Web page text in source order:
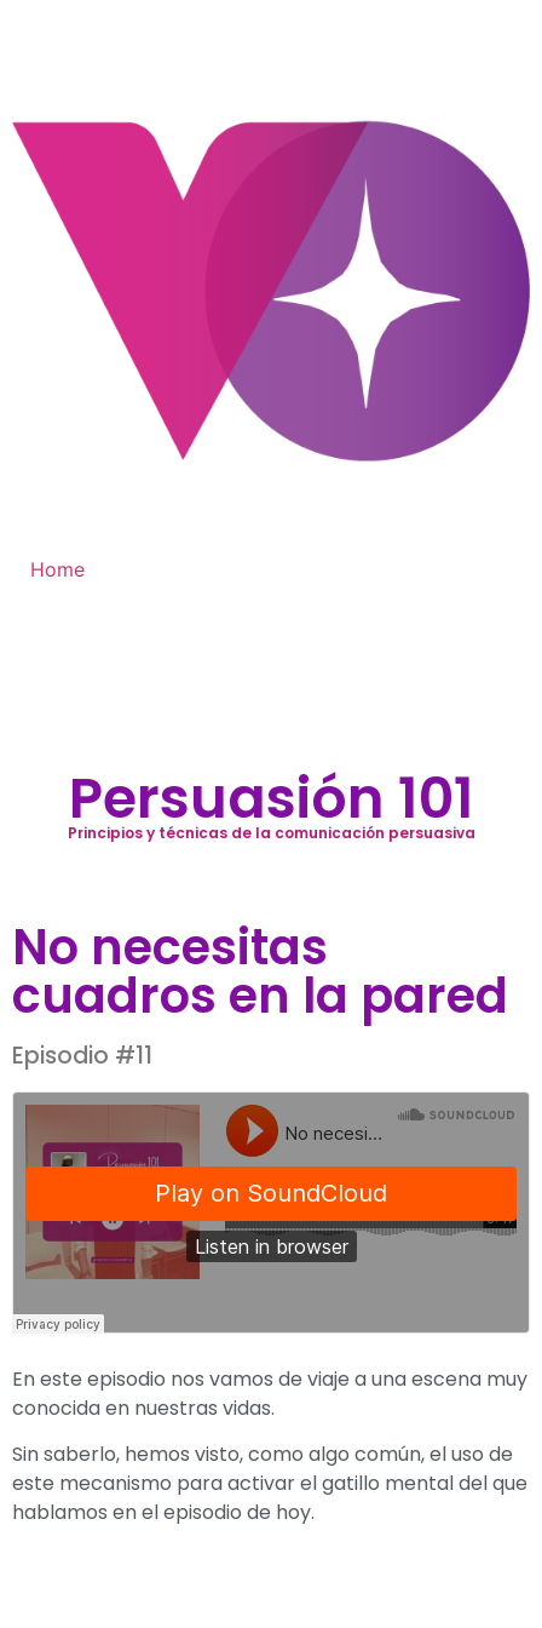
Home
Persuasión 101
Principios y técnicas de la comunicación persuasiva
No necesitas
cuadros en la pared
Episodio #11
En este episodio nos vamos de viaje a una escena muy
conocida en nuestras vidas.
Sin saberlo, hemos visto, como algo común, el uso de
este mecanismo para activar el gatillo mental del que
hablamos en el episodio de hoy.